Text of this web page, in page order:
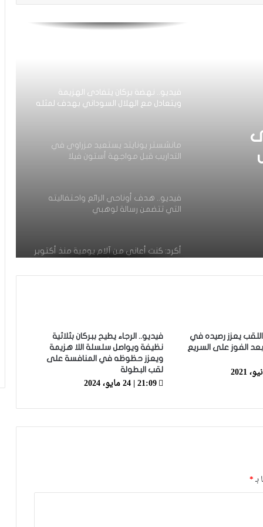
فيديو.. نهضة بركان يتفادى الهزيمة
ويتعادل مع الهلال السوداني بهدف لمثله
مانشستر يونايتد يستعيد مزراوي في
التداريب قبل مواجهة أستون فيلا
فيديو.. هدف أوناحي الرائع واحتفاليته
التي تتضمن رسالة لوهبي
أكرد: كنت أعاني من آلام يومية منذ أكتوبر
أسامة طنان يبرز ضمن قائمة نجوم كبار
الدوري القطري
عدلي يواصل التألق رفقة فريقه بورنموث
يعزز رصيده في
بعد الفوز على السريع
فيديو.. الرجاء يطيح ببركان بثلاثية
نظيفة ويواصل سلسلة اللا هزيمة
ويعزز حظوظه في المنافسة على
لقب البطولة
21:09 | 24 مايو، 2024
*